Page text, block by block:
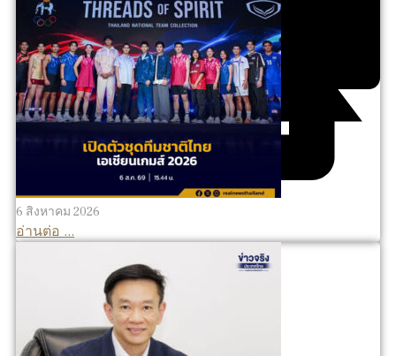
6 สิงหาคม 2026
อ่านต่อ ...